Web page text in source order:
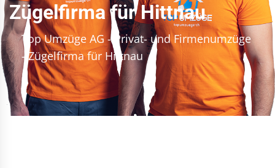
Zügelfirma für Hittnau
Top Umzüge AG - Privat- und Firmenumzüge
- Zügelfirma für Hittnau